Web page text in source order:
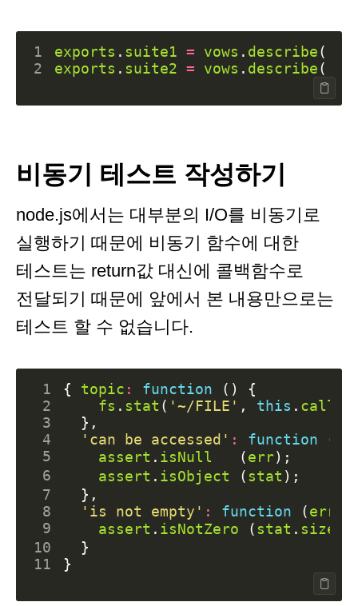
1 exports . suite1 = vows . describe(
2
exports . suite2 = vows . describe(
비동기 테스트 작성하기
node.js에서는 대부분의 I/O를 비동기로
실행하기 때문에 비동기 함수에 대한
테스트는 return값 대신에 콜백함수로
전달되기 때문에 앞에서 본 내용만으로는
테스트 할 수 없습니다.
1 { topic : function ()
{
2
fs . stat ( '~/FILE' , this .
3
},
4
'can be accessed' : function (
5
assert . isNull (err);
6
assert . isObject (stat );
7
},
8
'is not empty' : function (err
9
assert . isNotZero (stat . size
10
}
11
}